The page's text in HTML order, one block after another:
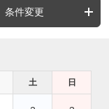
条件変更
土 日